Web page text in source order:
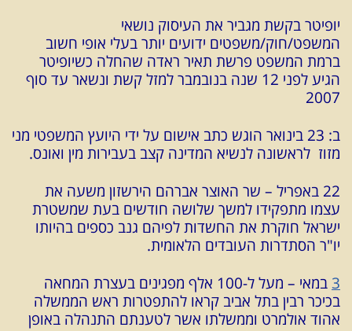
יופיטר בקשת מגביר את העיסוק נושאי
המשפט/חוק/משפטים ידועים יותר בעלי אופי חשוב
ברמת המשפט פרשת תאיר ראדה שהחלה כשיופיטר
הגיע לפני 12 שנה בנובמבר למזל קשת ונשאר עד סוף
2007
ב: 23 בינואר הוגש כתב אישום על ידי היועץ המשפטי מני
מזוז לראשונה לנשיא המדינה קצב בעבירות מין ואונס.
22 באפריל – שר האוצר אברהם הירשזון משעה את
עצמו מתפקידו למשך שלושה חודשים בעת שמשטרת
ישראל חוקרת את החשדות לפיהם גנב כספים בהיותו
יו"ר הסתדרות העובדים הלאומית.
3
במאי – מעל ל-100 אלף מפגינים בעצרת המחאה
בכיכר רבין בתל אביב קראו להתפטרות ראש הממשלה
אהוד אולמרט וממשלתו אשר לטענתם התנהלה באופן